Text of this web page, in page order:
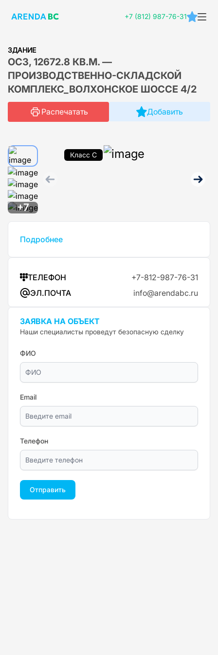
+7 (812) 987-76-31
ЗДАНИЕ
ОСЗ, 12672.8 КВ.М. —
ПРОИЗВОДСТВЕННО-СКЛАДСКОЙ
КОМПЛЕКС_ВОЛХОНСКОЕ ШОССЕ 4/2
Распечатать Добавить
Класс C
+7
Подробнее
ТЕЛЕФОН
+7-812-987-76-31
ЭЛ.ПОЧТА
info@arendabc.ru
ЗАЯВКА НА ОБЪЕКТ
Наши специалисты проведут безопасную сделку
ФИО
Email
Телефон
Отправить